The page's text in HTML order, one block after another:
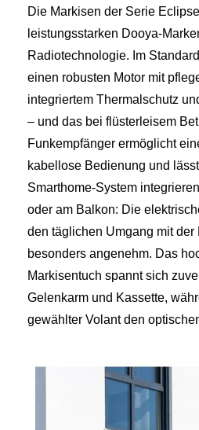
Die Markisen der Serie
leistungsstarken Dooya-
Radiotechnologie. Im
einen robusten Motor mit
integriertem Thermalschutz
– und das bei flüsterleisem
Funkempfänger ermöglicht
kabellose Bedienung und
Smarthome-System
oder am Balkon: Die
den täglichen Umgang mit der
besonders angenehm. Das
Markisentuch spannt sich
Gelenkarm und Kassette,
gewählter Volant den